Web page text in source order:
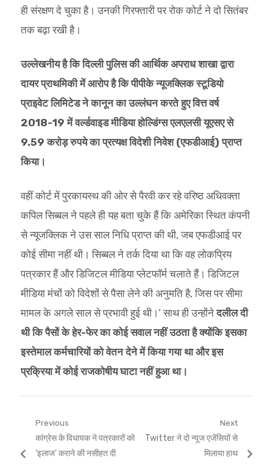
ही संरक्षण दे चुका है। उनकी गिरफ्तारी पर रोक कोर्ट ने दो सितंबर
तक बढ़ा रखी है।
उल्लेखनीय है कि दिल्ली पुलिस की आर्थिक अपराध शाखा द्वारा
दायर प्राथमिकी में आरोप है कि पीपीके न्यूजक्लिक स्टूडियो
प्राइवेट लिमिटेड ने कानून का उल्लंघन करते हुए वित्त वर्ष
2018-19 में वर्ल्डवाइड मीडिया होल्डिंग्स एलएलसी यूएसए से
9.59 करोड़ रुपये का प्रत्यक्ष विदेशी निवेश (एफडीआई) प्राप्त
किया।
वहीं कोर्ट में पुरकायस्थ की ओर से पैरवी कर रहे वरिष्ठ अधिवक्ता
कपिल सिब्बल ने पहले ही यह बता चुके हैं कि अमेरिका स्थित कंपनी
से न्यूजक्लिक ने उस साल निधि प्राप्त की थी, जब एफडीआई पर
कोई सीमा नहीं थी। सिब्बल ने तर्क दिया था कि वह लोकप्रिय
पत्रकार हैं और डिजिटल मीडिया प्लेटफॉर्म चलाते हैं। डिजिटल
मीडिया मंचों को विदेशों से पैसा लेने की अनुमति है, जिस पर सीमा
मामल के अगले साल से प्रभावी हुई थी।’ साथ ही उन्होंनेदलील दी
थी कि पैसों के हेर-फेर का कोई सवाल नहीं उठता है क्योंकि इसका
इस्तेमाल कर्मचारियों को वेतन देने में किया गया था और इस
प्रक्रिया में कोई राजकोषीय घाटा नहीं हुआ था।
Post
navigation
Previous
Previous
post:
कांग्रेस के विधायक ने पत्रकारों को
‘इलाज’ कराने की नसीहत दी
Next
Next
Twitter ने दो न्यूज एजेंसियों से
मिलाया हाथ